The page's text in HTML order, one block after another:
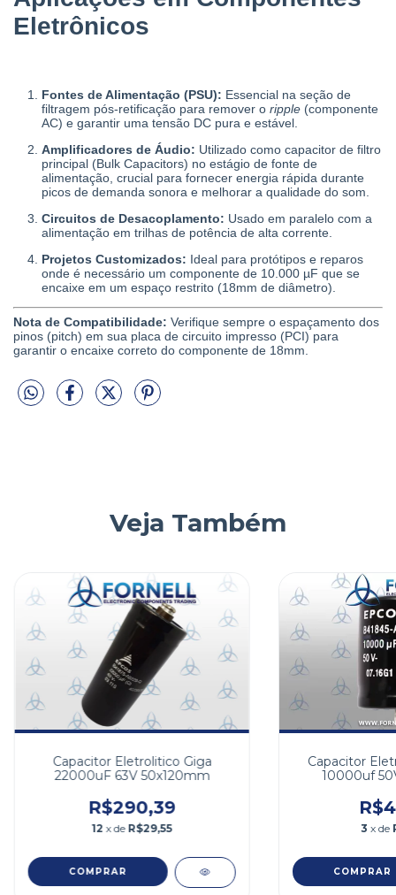
Eletrônicos
Fontes de Alimentação (PSU): Essencial na seção de
filtragem pós-retificação para remover o ripple (componente
AC) e garantir uma tensão DC pura e estável.
Amplificadores de Áudio: Utilizado como capacitor de filtro
principal (Bulk Capacitors) no estágio de fonte de
alimentação, crucial para fornecer energia rápida durante
picos de demanda sonora e melhorar a qualidade do som.
Circuitos de Desacoplamento: Usado em paralelo com a
alimentação em trilhas de potência de alta corrente.
Projetos Customizados: Ideal para protótipos e reparos
onde é necessário um componente de 10.000 µF que se
encaixe em um espaço restrito (18mm de diâmetro).
Nota de Compatibilidade: Verifique sempre o espaçamento dos
pinos (pitch) em sua placa de circuito impresso (PCI) para
garantir o encaixe correto do componente de 18mm.
Veja Também
Capacitor Eletrolitico Giga
22000uF 63V 50x120mm
R$290,39
12 x de R$29,55
Capacitor
10000uf
3 x de